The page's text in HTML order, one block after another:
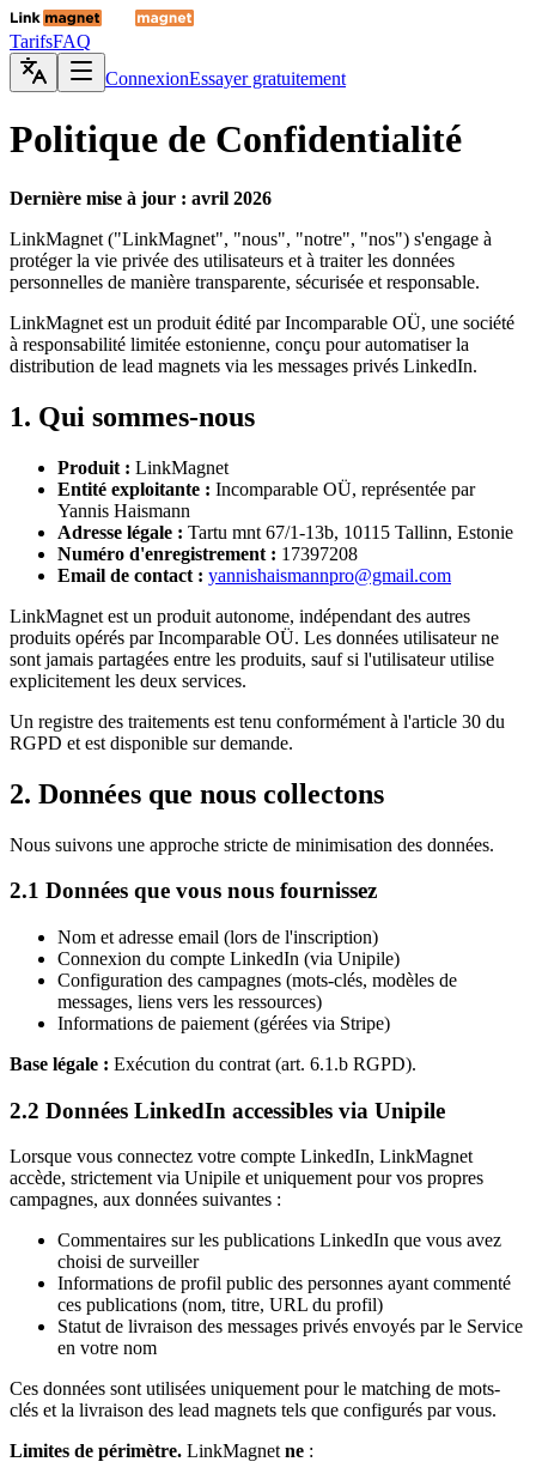
TarifsFAQ
ConnexionEssayer gratuitement
Politique de Confidentialité
Dernière mise à jour : avril 2026
LinkMagnet ("LinkMagnet", "nous", "notre", "nos") s'engage à
protéger la vie privée des utilisateurs et à traiter les données
personnelles de manière transparente, sécurisée et responsable.
LinkMagnet est un produit édité par Incomparable OÜ, une société
à responsabilité limitée estonienne, conçu pour automatiser la
distribution de lead magnets via les messages privés LinkedIn.
1. Qui sommes-nous
Produit : LinkMagnet
Entité exploitante : Incomparable OÜ, représentée par
Yannis Haismann
Adresse légale : Tartu mnt 67/1-13b, 10115 Tallinn, Estonie
Numéro d'enregistrement : 17397208
Email de contact : yannishaismannpro@gmail.com
LinkMagnet est un produit autonome, indépendant des autres
produits opérés par Incomparable OÜ. Les données utilisateur ne
sont jamais partagées entre les produits, sauf si l'utilisateur utilise
explicitement les deux services.
Un registre des traitements est tenu conformément à l'article 30 du
RGPD et est disponible sur demande.
2. Données que nous collectons
Nous suivons une approche stricte de minimisation des données.
2.1 Données que vous nous fournissez
Nom et adresse email (lors de l'inscription)
Connexion du compte LinkedIn (via Unipile)
Configuration des campagnes (mots-clés, modèles de
messages, liens vers les ressources)
Informations de paiement (gérées via Stripe)
Base légale : Exécution du contrat (art. 6.1.b RGPD).
2.2 Données LinkedIn accessibles via Unipile
Lorsque vous connectez votre compte LinkedIn, LinkMagnet
accède, strictement via Unipile et uniquement pour vos propres
campagnes, aux données suivantes :
Commentaires sur les publications LinkedIn que vous avez
choisi de surveiller
Informations de profil public des personnes ayant commenté
ces publications (nom, titre, URL du profil)
Statut de livraison des messages privés envoyés par le Service
en votre nom
Ces données sont utilisées uniquement pour le matching de mots-
clés et la livraison des lead magnets tels que configurés par vous.
Limites de périmètre. LinkMagnet ne :